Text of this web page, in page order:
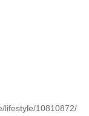
lifestyle/10810872/